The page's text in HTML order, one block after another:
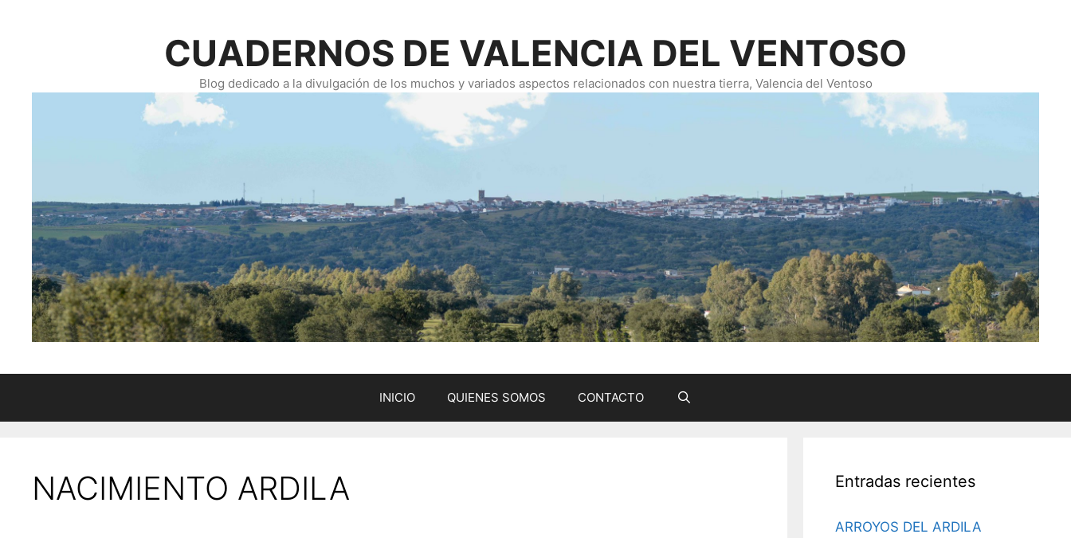
CUADERNOS DE VALENCIA DEL VENTOSO
Blog dedicado a la divulgación de los muchos y variados aspectos relacionados con nuestra tierra, Valencia del Ventoso
INICIO QUIENES SOMOS CONTACTO
NACIMIENTO ARDILA Entradas recientes
ARROYOS DEL ARDILA